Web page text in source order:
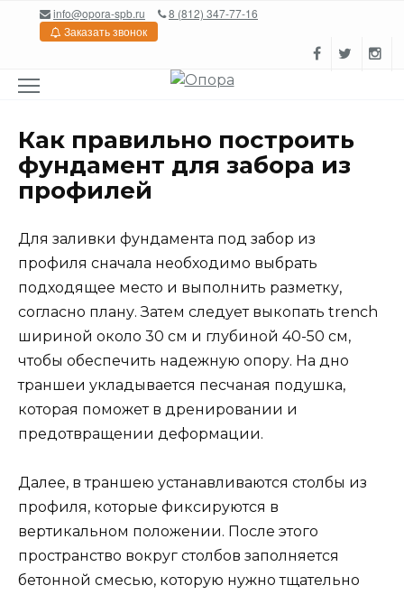
Перейтиinfo@opora-spb.ru
8 (812) 347-77-16
Заказать звонок
Как правильно построить
фундамент для забора из
профилей
Для заливки фундамента под забор из
профиля сначала необходимо выбрать
подходящее место и выполнить разметку,
согласно плану. Затем следует выкопать trench
шириной около 30 см и глубиной 40-50 см,
чтобы обеспечить надежную опору. На дно
траншеи укладывается песчаная подушка,
которая поможет в дренировании и
предотвращении деформации.
Далее, в траншею устанавливаются столбы из
профиля, которые фиксируются в
вертикальном положении. После этого
пространство вокруг столбов заполняется
бетонной смесью, которую нужно тщательно